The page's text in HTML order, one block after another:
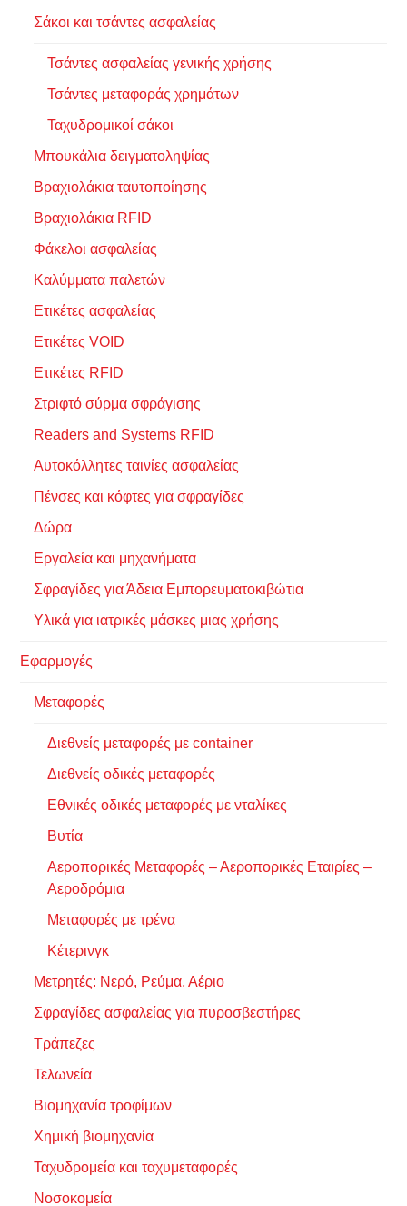
Σάκοι και τσάντες ασφαλείας
Τσάντες ασφαλείας γενικής χρήσης
Τσάντες μεταφοράς χρημάτων
Ταχυδρομικοί σάκοι
Μπουκάλια δειγματοληψίας
Βραχιολάκια ταυτοποίησης
Βραχιολάκια RFID
Φάκελοι ασφαλείας
Καλύμματα παλετών
Ετικέτες ασφαλείας
Ετικέτες VOID
Ετικέτες RFID
Στριφτό σύρμα σφράγισης
Readers and Systems RFID
Αυτοκόλλητες ταινίες ασφαλείας
Πένσες και κόφτες για σφραγίδες
Δώρα
Εργαλεία και μηχανήματα
Σφραγίδες για Άδεια Εμπορευματοκιβώτια
Υλικά για ιατρικές μάσκες μιας χρήσης
Εφαρμογές
Μεταφορές
Διεθνείς μεταφορές με container
Διεθνείς οδικές μεταφορές
Εθνικές οδικές μεταφορές με νταλίκες
Βυτία
Αεροπορικές Μεταφορές – Αεροπορικές Εταιρίες –
Αεροδρόμια
Μεταφορές με τρένα
Κέτερινγκ
Μετρητές: Νερό, Ρεύμα, Αέριο
Σφραγίδες ασφαλείας για πυροσβεστήρες
Τράπεζες
Τελωνεία
Βιομηχανία τροφίμων
Χημική βιομηχανία
Ταχυδρομεία και ταχυμεταφορές
Νοσοκομεία